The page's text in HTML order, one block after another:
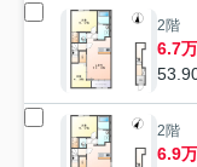
2階
6.7
2階
6.9